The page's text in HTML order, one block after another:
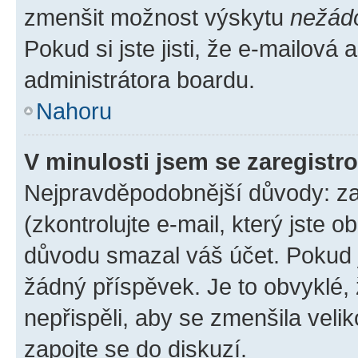
zmenšit možnost výskytu
Pokud si jste jisti, že e-mailová
administrátora boardu.
Nahoru
V minulosti jsem se
Nejpravděpodobnější důvody:
(zkontrolujte e-mail, který jste
důvodu smazal váš účet.
žádný příspěvek. Je to
nepřispěli, aby se zmenšila
zapojte se do diskuzí.